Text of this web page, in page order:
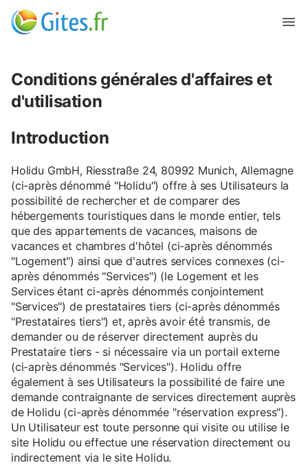
Conditions générales d'affaires et
d'utilisation
Introduction
Holidu GmbH, Riesstraße 24, 80992 Munich, Allemagne
(ci-après dénommé "Holidu") offre à ses Utilisateurs la
possibilité de rechercher et de comparer des
hébergements touristiques dans le monde entier, tels
que des appartements de vacances, maisons de
vacances et chambres d'hôtel (ci-après dénommés
"Logement") ainsi que d'autres services connexes (ci-
après dénommés "Services") (le Logement et les
Services étant ci-après dénommés conjointement
"Services") de prestataires tiers (ci-après dénommés
"Prestataires tiers") et, après avoir été transmis, de
demander ou de réserver directement auprès du
Prestataire tiers - si nécessaire via un portail externe
(ci-après dénommés "Services"). Holidu offre
également à ses Utilisateurs la possibilité de faire une
demande contraignante de services directement auprès
de Holidu (ci-après dénommée "réservation express").
Un Utilisateur est toute personne qui visite ou utilise le
site Holidu ou effectue une réservation directement ou
indirectement via le site Holidu.